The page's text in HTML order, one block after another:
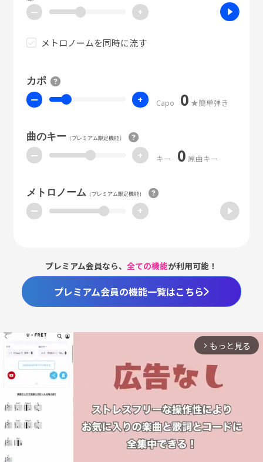
ー +
メトロノームを同時に流す
カポ
ー + Capo 0 ★簡単弾き
曲のキー（プレミアム限定機能）
ー + キー 0 原曲キー
メトロノーム （プレミアム限定機能）
ー +
プレミアム会員なら、全ての機能が利用可能！
プレミアム会員の機能一覧はこちら
arrow_forward_ios もっと見る